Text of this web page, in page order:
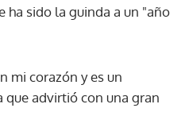
ha sido la guinda a un "año
mi corazón y es un
que advirtió con una gran